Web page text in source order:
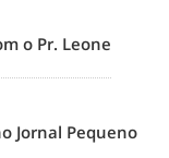
o Pr. Leone
Jornal Pequeno